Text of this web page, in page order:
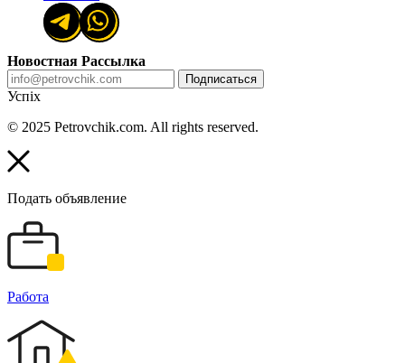
Новостная Рассылка
Подписаться
Успіх
© 2025 Petrovchik.com. All rights reserved.
Подать объявление
Работа